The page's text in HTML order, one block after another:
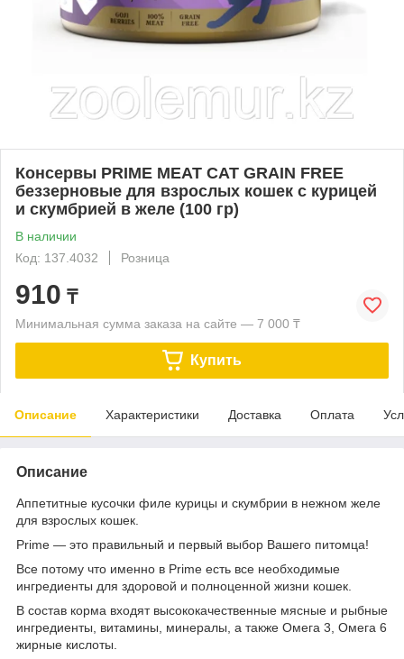
Консервы PRIME MEAT CAT GRAIN FREE
беззерновые для взрослых кошек с курицей
и скумбрией в желе (100 гр)
В наличии
Код: 137.4032
Розница
910 ₸
Минимальная сумма заказа на сайте — 7 000 ₸
Купить
Описание Характеристики Доставка Оплата
Описание
Аппетитные кусочки филе курицы и скумбрии в нежном желе
для взрослых кошек.
Prime — это правильный и первый выбор Вашего питомца!
Все потому что именно в Prime есть все необходимые
ингредиенты для здоровой и полноценной жизни кошек.
В состав корма входят высококачественные мясные и рыбные
ингредиенты, витамины, минералы, а также Омега 3, Омега 6
жирные кислоты.